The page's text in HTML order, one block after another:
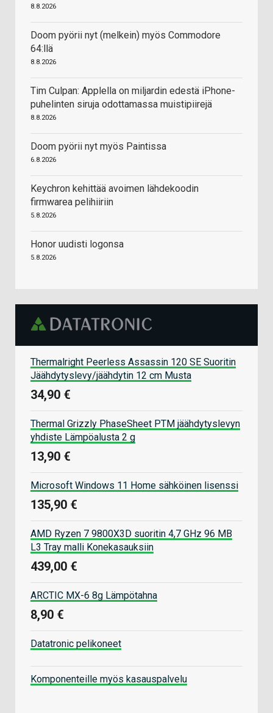
8.8.2026
Doom pyörii nyt (melkein) myös Commodore
64:llä
8.8.2026
Tim Culpan: Applella on miljardin edestä iPhone-
puhelinten siruja odottamassa muistipiirejä
8.8.2026
Doom pyörii nyt myös Paintissa
6.8.2026
Keychron kehittää avoimen lähdekoodin
firmwarea pelihiiriin
5.8.2026
Honor uudisti logonsa
5.8.2026
Thermalright Peerless Assassin 120 SE Suoritin
Jäähdytyslevy/jäähdytin 12 cm Musta
34,90 €
Thermal Grizzly PhaseSheet PTM jäähdytyslevyn
yhdiste Lämpöalusta 2 g
13,90 €
Microsoft Windows 11 Home sähköinen lisenssi
135,90 €
AMD Ryzen 7 9800X3D suoritin 4,7 GHz 96 MB
L3 Tray malli Konekasauksiin
439,00 €
ARCTIC MX-6 8g Lämpötahna
8,90 €
Datatronic pelikoneet
Komponenteille myös kasauspalvelu